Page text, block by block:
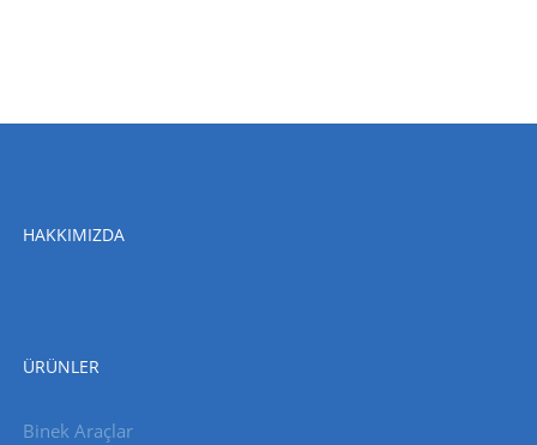
HAKKIMIZDA
ÜRÜNLER
Binek Araçlar